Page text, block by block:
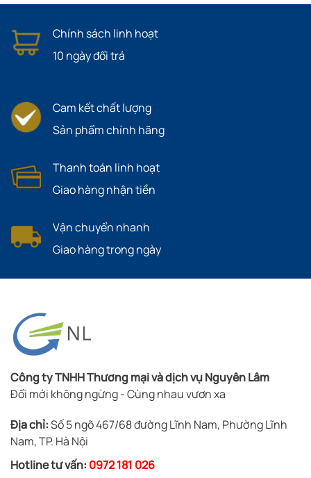
Chính sách linh hoạt
10 ngày đổi trả
Cam kết chất lượng
Sản phẩm chính hãng
Thanh toán linh hoạt
Giao hàng nhận tiền
Vận chuyển nhanh
Giao hàng trong ngày
Công ty TNHH Thương mại và dịch vụ Nguyên Lâm
Đổi mới không ngừng - Cùng nhau vươn xa
Địa chỉ:Số 5 ngõ 467/68 đường Lĩnh Nam, Phường Lĩnh
Nam, TP. Hà Nội
Hotline tư vấn: 0972 181 026